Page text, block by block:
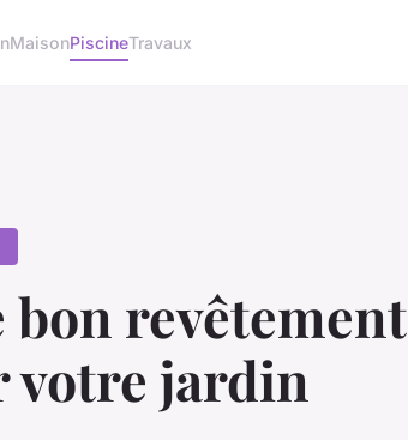
MaisonPiscineTravaux
revêtement
votre jardin